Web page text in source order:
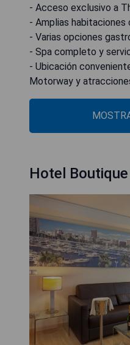
- Acceso exclusivo a
- Amplias habitaciones
- Varias opciones
- Spa completo y
- Ubicación
Motorway y
Hotel